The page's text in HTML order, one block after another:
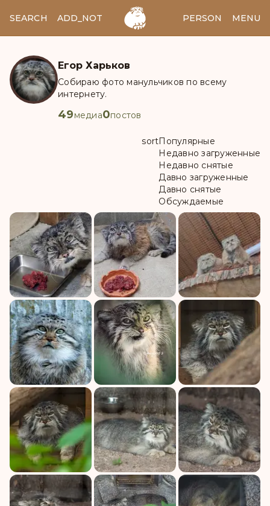
SEARCH ADD_NOTES ADD_IMAGE PERSON MENU
Егор Харьков
Собираю фото манульчиков по всему
интернету.
49медиа0постов
sortПопулярные
Недавно загруженные
Недавно снятые
Давно загруженные
Давно снятые
Обсуждаемые